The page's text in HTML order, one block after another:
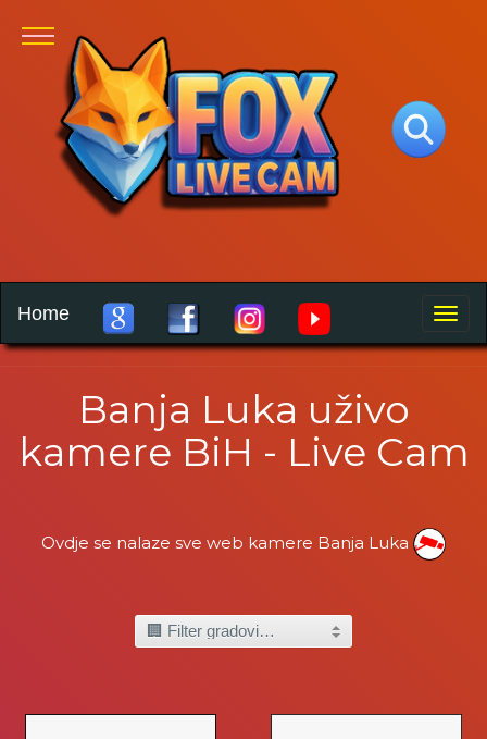
Toggle
Home
Banja Luka uživo
kamere BiH - Live Cam
Ovdje se nalaze sve web kamere Banja Luka